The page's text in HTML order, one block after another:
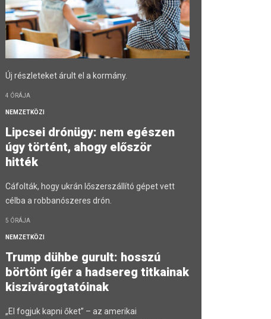
Új részleteket árult el a kormány.
4 ÓRÁJA
NEMZETKÖZI
Lipcsei drónügy: nem egészen
úgy történt, ahogy először
hitték
Cáfolták, hogy ukrán lőszerszállító gépet vett
célba a robbanószeres drón.
5 ÓRÁJA
NEMZETKÖZI
Trump dühbe gurult: hosszú
börtönt ígér a hadsereg titkainak
kiszivárogtatóinak
„El fogjuk kapni őket” – az amerikai